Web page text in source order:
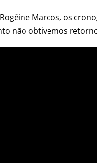
Marcos, os
não obtivemos